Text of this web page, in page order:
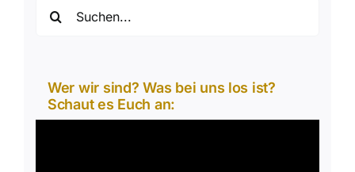
nach:
Wer wir sind? Was bei uns los ist?
Schaut es Euch an: